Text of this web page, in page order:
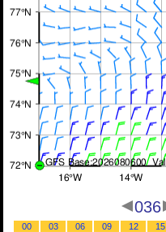
036
00 03 06 09 12 15